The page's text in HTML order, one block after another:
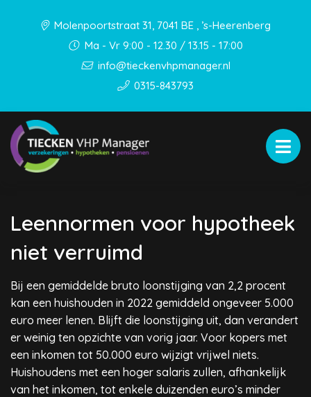
Molenpoortstraat 31, 7041 BE , ’s-Heerenberg
Ma - Vr 9:00 - 12.30 / 13.15 - 17:00
info@tieckenvhpmanager.nl
0315-843793
Leennormen voor hypotheek
niet verruimd
Bij een gemiddelde bruto loonstijging van 2,2 procent
kan een huishouden in 2022 gemiddeld ongeveer 5.000
euro meer lenen. Blijft die loonstijging uit, dan verandert
er weinig ten opzichte van vorig jaar. Voor kopers met
een inkomen tot 50.000 euro wijzigt vrijwel niets.
Huishoudens met een hoger salaris zullen, afhankelijk
van het inkomen, tot enkele duizenden euro’s minder